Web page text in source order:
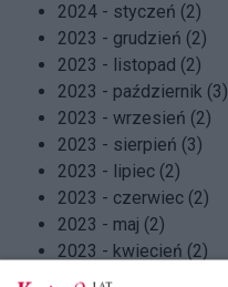
2024 - styczeń (2)
2023 - grudzień (2)
2023 - listopad (2)
2023 - październik (3)
2023 - wrzesień (2)
2023 - sierpień (3)
2023 - lipiec (2)
2023 - czerwiec (2)
2023 - maj (2)
2023 - kwiecień (2)
2023 - marzec (2)